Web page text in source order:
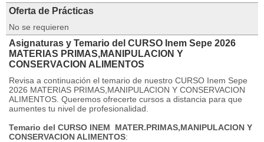
Oferta de Prácticas
No se requieren
Asignaturas y Temario del CURSO Inem Sepe 2026
MATERIAS PRIMAS,MANIPULACION Y
CONSERVACION ALIMENTOS
Revisa a continuación el temario de nuestro CURSO Inem Sepe
2026 MATERIAS PRIMAS,MANIPULACION Y CONSERVACION
ALIMENTOS. Queremos ofrecerte cursos a distancia para que
aumentes tu nivel de profesionalidad.
Temario del CURSO INEM MATER.PRIMAS,MANIPULACION Y
CONSERVACION ALIMENTOS: